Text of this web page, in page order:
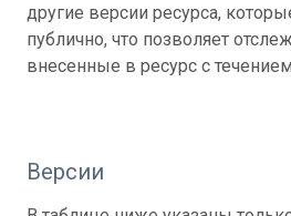
другие версии ресурса,
публично, что позволяет
внесенные в ресурс с
Версии